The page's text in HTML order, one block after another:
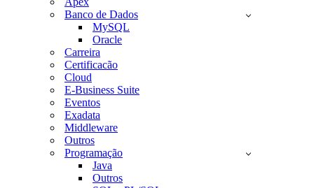
Banco de Dados
MySQL
Oracle
Carreira
Certificacão
Cloud
E-Business Suite
Eventos
Exadata
Middleware
Outros
Programação
Java
Outros